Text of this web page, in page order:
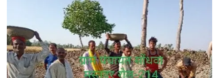
पिता
का
रोशन
किया